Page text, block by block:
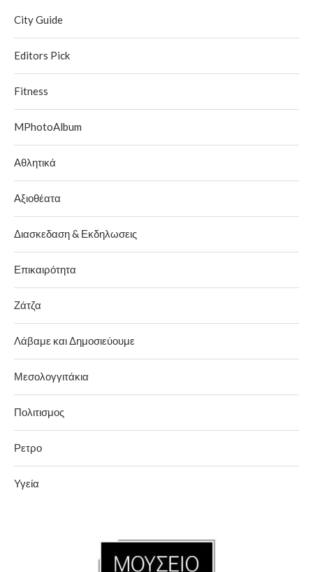
City Guide
Editors Pick
Fitness
MPhotoAlbum
Αθλητικά
Αξιοθέατα
Διασκεδαση & Εκδηλωσεις
Επικαιρότητα
Ζάτζα
Λάβαμε και Δημοσιεύουμε
Μεσολογγιτάκια
Πολιτισμος
Ρετρο
Υγεία